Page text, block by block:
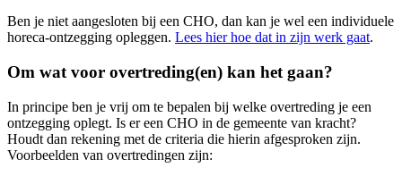
Ben je niet aangesloten bij een CHO, dan kan je wel een individuele
horeca-ontzegging opleggen. Lees hier hoe dat in zijn werk gaat.
Om wat voor overtreding(en) kan het gaan?
In principe ben je vrij om te bepalen bij welke overtreding je een
ontzegging oplegt. Is er een CHO in de gemeente van kracht?
Houdt dan rekening met de criteria die hierin afgesproken zijn.
Voorbeelden van overtredingen zijn: